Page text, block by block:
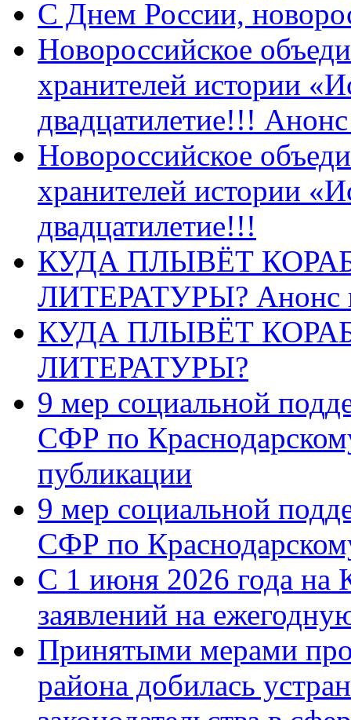
C Днем России,
Новороссийское
хранителей истории
двадцатилетие!!!
Новороссийское
хранителей истории
двадцатилетие!!!
КУДА ПЛЫВЁТ
ЛИТЕРАТУРЫ? Анонс
КУДА ПЛЫВЁТ
ЛИТЕРАТУРЫ?
9 мер социальной
СФР по
публикации
9 мер социальной
СФР по
С 1 июня 2026 года на
заявлений на
Принятыми мерами
района добилась